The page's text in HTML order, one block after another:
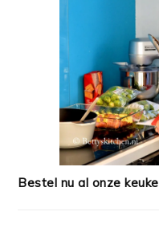
Bestel nu al onze